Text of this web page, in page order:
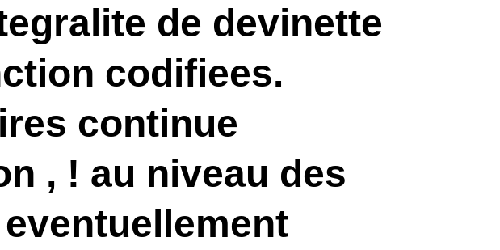
de devinette
codifiees.
continue
, ! au niveau des